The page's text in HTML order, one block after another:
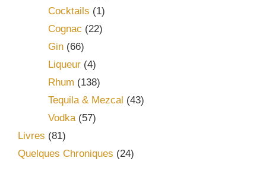
Cocktails (1)
Cognac (22)
Gin (66)
Liqueur (4)
Rhum (138)
Tequila & Mezcal (43)
Vodka(57)
Livres (81)
Quelques Chroniques (24)